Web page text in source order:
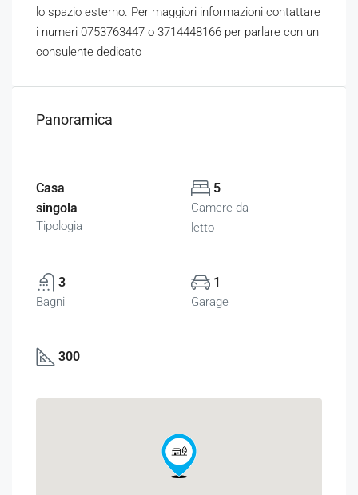
lo spazio esterno. Per maggiori informazioni contattare
i numeri 0753763447 o 3714448166 per parlare con un
consulente dedicato
Panoramica
Casa
singola
Tipologia
5
Camere da
letto
3
Bagni
1
Garage
300